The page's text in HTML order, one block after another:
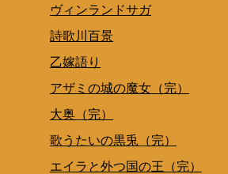
ヴィンランドサガ
詩歌川百景
乙嫁語り
アザミの城の魔女（完）
大奥（完）
歌うたいの黒兎（完）
エイラと外つ国の王（完）